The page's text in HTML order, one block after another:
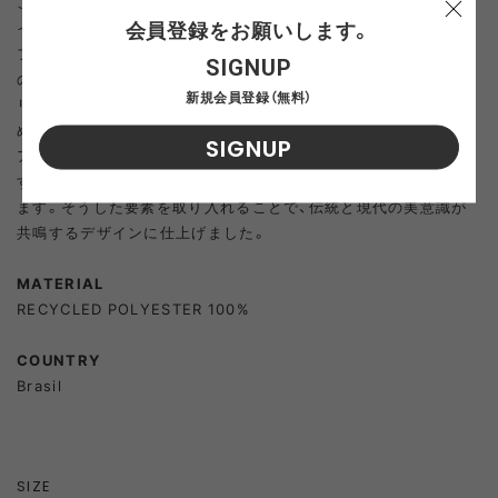
ADD TO CART
41
42 ADD TO CART
インスピレーションの源となっています。カラーパレットには、
フレンチネイビーとインディゴネイビーを採用しました。これら
の色は、フランスと日本において重要な歴史的背景を持つヒスト
リカルカラーです。今回のコラボレーションに意味を持たせるた
めに、この二つの色を選びました。
アッパーに描かれた流れるようなラインは、自然の雄大さを象徴
するピレネー山脈の風景や、ポストモダン建築から着想を得てい
ます。そうした要素を取り入れることで、伝統と現代の美意識が
共鳴するデザインに仕上げました。
MATERIAL
RECYCLED POLYESTER 100%
COUNTRY
Brasil
SIZE
会員登録をお願いします。
SIGNUP
新規会員登録（無料）
SIGNUP